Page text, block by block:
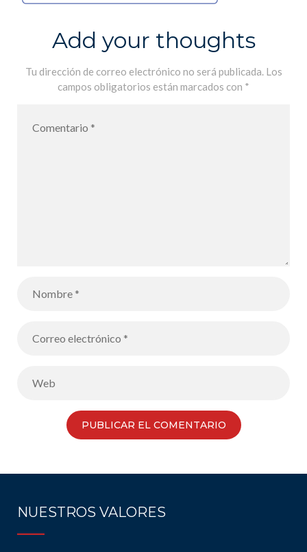
Add your thoughts
Tu dirección de correo electrónico no será publicada. Los
campos obligatorios están marcados con *
NUESTROS VALORES